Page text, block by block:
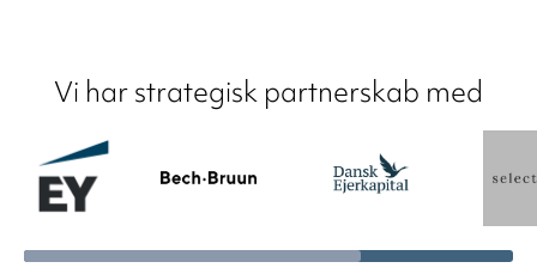
Vi har strategisk partnerskab med